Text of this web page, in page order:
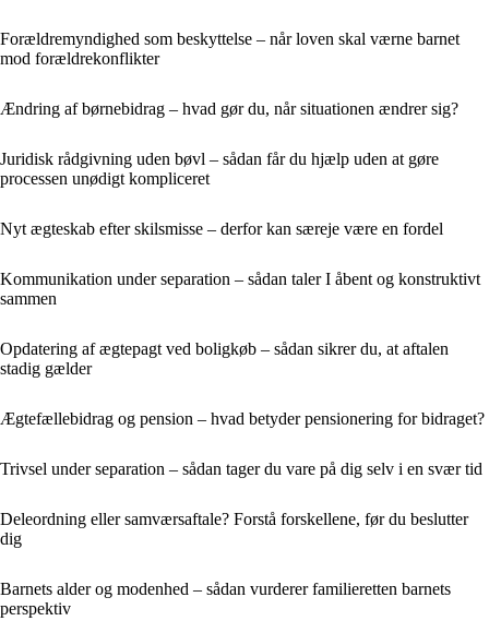
Forældremyndighed som beskyttelse – når loven skal værne barnet
mod forældrekonflikter
Ændring af børnebidrag – hvad gør du, når situationen ændrer sig?
Juridisk rådgivning uden bøvl – sådan får du hjælp uden at gøre
processen unødigt kompliceret
Nyt ægteskab efter skilsmisse – derfor kan særeje være en fordel
Kommunikation under separation – sådan taler I åbent og konstruktivt
sammen
Opdatering af ægtepagt ved boligkøb – sådan sikrer du, at aftalen
stadig gælder
Ægtefællebidrag og pension – hvad betyder pensionering for bidraget?
Trivsel under separation – sådan tager du vare på dig selv i en svær tid
Deleordning eller samværsaftale? Forstå forskellene, før du beslutter
dig
Barnets alder og modenhed – sådan vurderer familieretten barnets
perspektiv